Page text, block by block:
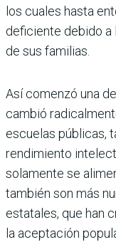
los cuales hasta
deficiente debido
de sus familias.
Así comenzó una
cambió
escuelas públi­cas,
rendimiento
solamente se
también son más
estatales, que han
la aceptación